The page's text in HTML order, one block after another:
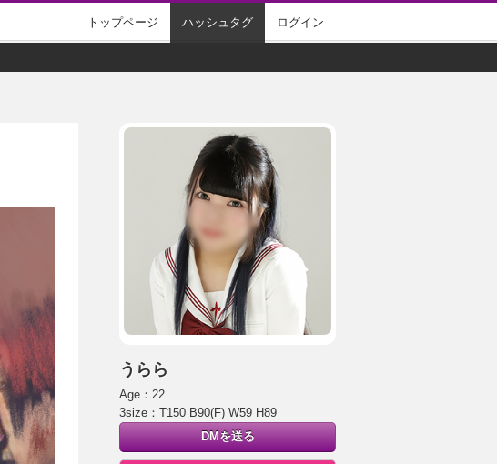
トップページ ハッシュタグ ログイン
うらら
Age：22
3size：T150 B90(F) W59 H89
DMを送る